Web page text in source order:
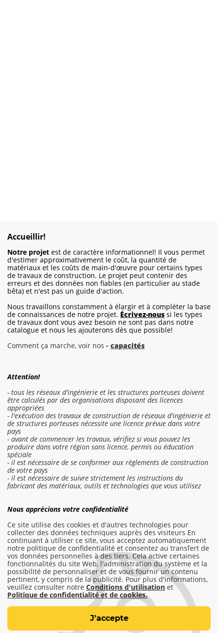
info@am-builder.com
Aidez le projet
CatalogueÀ propos du projet
Pour les partenairesContacts
Se connecter au devis
Commander un travail
Conditions d'utilisation
Politique de confidentialité et de cookies
Accueillir!
Notre projet est de caractère informationnel! Il vous permet
d'estimer approximativement le coût, la quantité de
matériaux et les coûts de main-d'œuvre pour certains types
de travaux de construction. Le projet peut contenir des
erreurs et des données non fiables (en particulier au stade
bêta) et n'est pas un guide d'action.
Nous travaillons constamment à élargir et à compléter la base
de connaissances de notre projet. Écrivez-nous si les types
de travaux dont vous avez besoin ne sont pas dans notre
catalogue et nous les ajouterons dès que possible!
Comment ça marche, voir nos - capacités
Attention!
- tous les réseaux d'ingénierie et les structures porteuses doivent
être calculés par des organisations disposant des licences
appropriées
- l'exécution des travaux de construction de réseaux d'ingénierie et
de structures porteuses nécessite une licence prévue dans votre
pays
- avant de commencer les travaux, vérifiez si vous pouvez les
produire dans votre région sans licence, permis ou éducation
spéciale
- il est nécessaire de se conformer aux règlements de construction
de votre pays
- il est nécessaire de suivre strictement les instructions du
fabricant des matériaux, outils et technologies que vous utilisez
Nous apprécions votre confidentialité
Ce site utilise des cookies et d'autres technologies pour
collecter des données techniques auprès des visiteurs En
continuant à utiliser ce site, vous acceptez automatiquement
notre politique de confidentialité et consentez au transfert de
vos données personnelles à des tiers. Cela active certaines
fonctionnalités du site Web, l'administration du système et la
possibilité de personnaliser et de vous fournir un contenu
pertinent, y compris de la publicité. Pour plus d'informations,
veuillez consulter notre Conditions d'utilisation et
Politique de confidentialité et de cookies.
J'accepte